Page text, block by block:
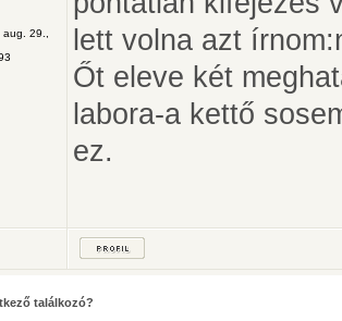
29.,
lett volna azt
Őt eleve két
labora-a kettő
ez.
találkozó?